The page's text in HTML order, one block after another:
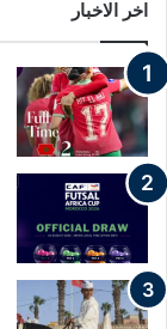
اخر الاخبار